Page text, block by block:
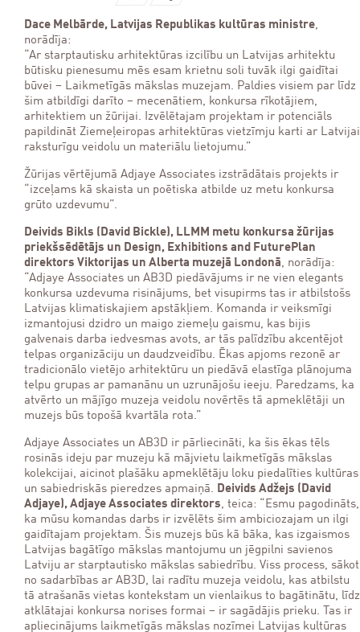
Dace Melbārde, Latvijas Republikas kultūras ministre,
norādīja:
“Ar starptautisku arhitektūras izcilību un Latvijas arhitektu
būtisku pienesumu mēs esam krietnu soli tuvāk ilgi gaidītai
būvei – Laikmetīgās mākslas muzejam. Paldies visiem par līdz
šim atbildīgi darīto – mecenātiem, konkursa rīkotājiem,
arhitektiem un žūrijai. Izvēlētajam projektam ir potenciāls
papildināt Ziemeļeiropas arhitektūras vietzīmju karti ar Latvijai
raksturīgu veidolu un materiālu lietojumu.”
Žūrijas vērtējumā Adjaye Associates izstrādātais projekts ir
“izceļams kā skaista un poētiska atbilde uz metu konkursa
grūto uzdevumu”.
Deivids Bikls (David Bickle), LLMM metu konkursa žūrijas
priekšsēdētājs un Design, Exhibitions and FuturePlan
direktors Viktorijas un Alberta muzejā Londonā, norādīja:
“Adjaye Associates un AB3D piedāvājums ir ne vien elegants
konkursa uzdevuma risinājums, bet visupirms tas ir atbilstošs
Latvijas klimatiskajiem apstākļiem. Komanda ir veiksmīgi
izmantojusi dzidro un maigo ziemeļu gaismu, kas bijis
galvenais darba iedvesmas avots, ar tās palīdzību akcentējot
telpas organizāciju un daudzveidību. Ēkas apjoms rezonē ar
tradicionālo vietējo arhitektūru un piedāvā elastīga plānojuma
telpu grupas ar pamanānu un uzrunājošu ieeju. Paredzams, ka
atvērto un mājīgo muzeja veidolu novērtēs tā apmeklētāji un
muzejs būs topošā kvartāla rota.”
Adjaye Associates un AB3D ir pārliecināti, ka šis ēkas tēls
rosinās ideju par muzeju kā mājvietu laikmetīgās mākslas
kolekcijai, aicinot plašāku apmeklētāju loku piedalīties kultūras
un sabiedriskās pieredzes apmaiņā. Deivids Adžejs (David
Adjaye), Adjaye Associates direktors, teica: “Esmu pagodināts,
ka mūsu komandas darbs ir izvēlēts šim ambiciozajam un ilgi
gaidītajam projektam. Šis muzejs būs kā bāka, kas izgaismos
Latvijas bagātīgo mākslas mantojumu un jēgpilni savienos
Latviju ar starptautisko mākslas sabiedrību. Viss process, sākot
no sadarbības ar AB3D, lai radītu muzeja veidolu, kas atbilstu
tā atrašanās vietas kontekstam un vienlaikus to bagātinātu, līdz
atklātajai konkursa norises formai – ir sagādājis prieku. Tas ir
apliecinājums laikmetīgās mākslas nozīmei Latvijas kultūras